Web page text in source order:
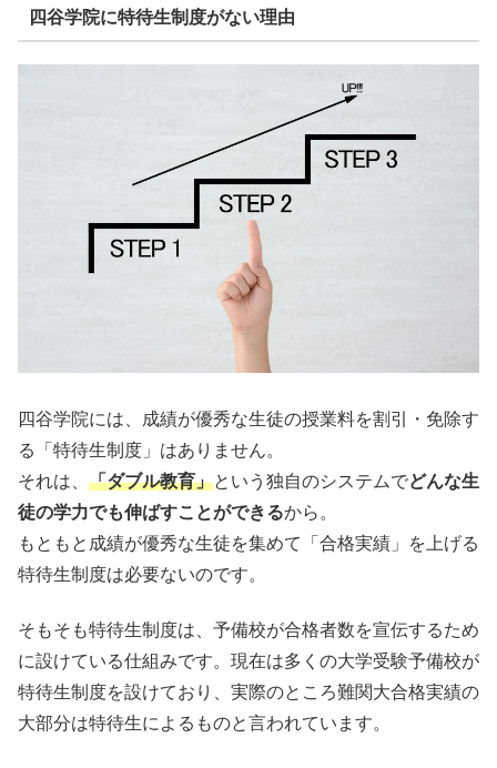
四谷学院に特待生制度がない理由
四谷学院には、成績が優秀な生徒の授業料を割引・免除す
る「特待生制度」はありません。
それは、 「ダブル教育」という独自のシステムでどんな生
徒の学力でも伸ばすことができるから。
もともと成績が優秀な生徒を集めて「合格実績」を上げる
特待生制度は必要ないのです。
そもそも特待生制度は、予備校が合格者数を宣伝するため
に設けている仕組みです。現在は多くの大学受験予備校が
特待生制度を設けており、実際のところ難関大合格実績の
大部分は特待生によるものと言われています。